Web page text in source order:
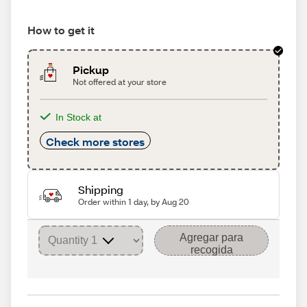
How to get it
Pickup
Not offered at your store
In Stock at
Check more stores
Shipping
Order within 1 day, by Aug 20
Agregar para
recogida